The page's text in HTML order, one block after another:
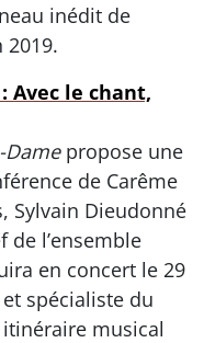
inédit de
2019.
Avec le chant,
propose une
de Carême
Sylvain Dieudonné
l’ensemble
en concert le 29
spécialiste du
musical